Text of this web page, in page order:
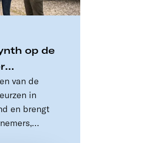
op de
2026
van de
in
en brengt